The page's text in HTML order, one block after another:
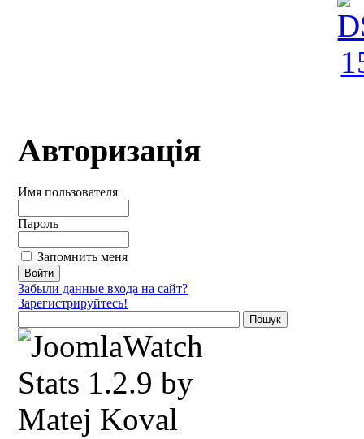
Авторизація
Имя пользователя
Пароль
Запомнить меня
Забыли данные входа на сайт?
Зарегистрируйтесь!